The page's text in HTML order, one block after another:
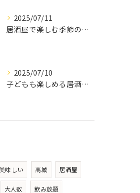
2025/07/11
居酒屋で楽しむ季節の味覚と生中継スポーツ観戦
2025/07/10
子どもも楽しめる居酒屋の魅力
味しい 高城 居酒屋
大人数 飲み放題